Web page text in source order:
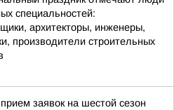
специальностей:
архитекторы, инженеры,
производители строительных
заявок на шестой сезон